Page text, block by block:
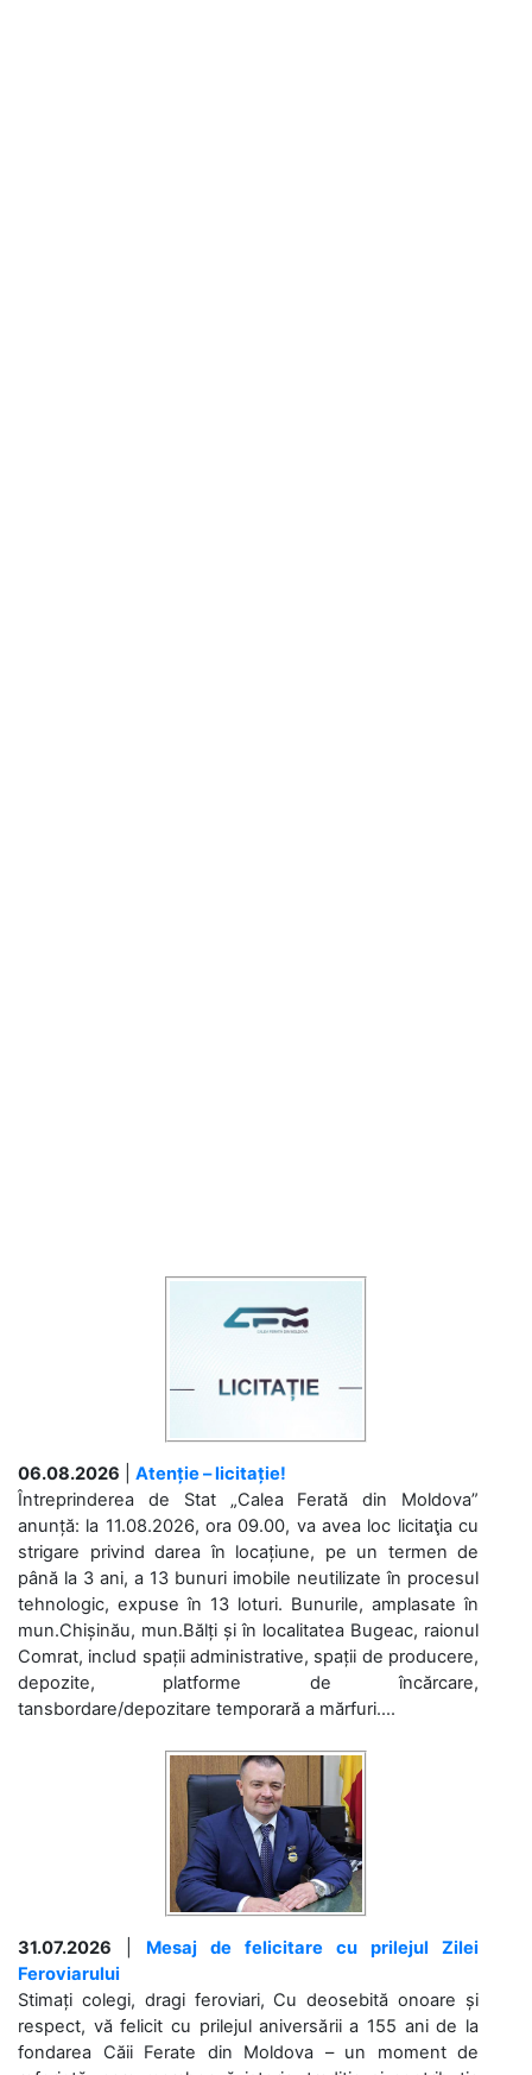
06.08.2026
Atenție – licitație!
Întreprinderea de Stat „Calea Ferată din Moldova”
anunță: la 11.08.2026, ora 09.00, va avea loc licitaţia cu
strigare privind darea în locațiune, pe un termen de
până la 3 ani, a 13 bunuri imobile neutilizate în procesul
tehnologic, expuse în 13 loturi. Bunurile, amplasate în
mun.Chișinău, mun.Bălți și în localitatea Bugeac, raionul
Comrat, includ spații administrative, spații de producere,
depozite, platforme de încărcare,
tansbordare/depozitare temporară a mărfuri....
31.07.2026
Mesaj de felicitare cu prilejul Zilei
Feroviarului
Stimați colegi, dragi feroviari, Cu deosebită onoare și
respect, vă felicit cu prilejul aniversării a 155 ani de la
fondarea Căii Ferate din Moldova – un moment de